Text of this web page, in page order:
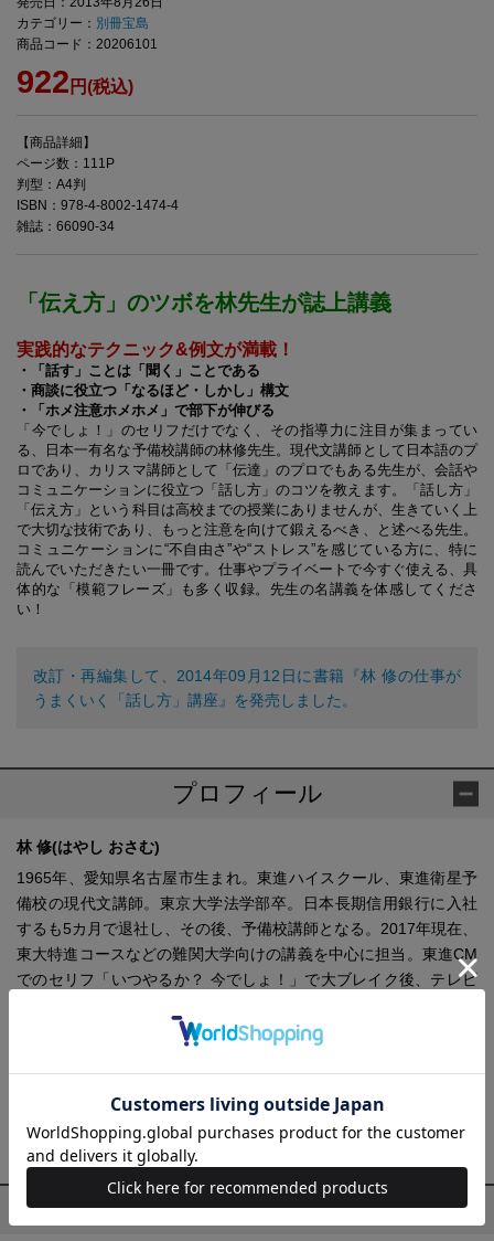
カテゴリー： 別冊宝島
商品コード：20206101
922 円(税込)
【商品詳細】
ページ数：111P
判型：A4判
ISBN：978-4-8002-1474-4
雑誌：66090-34
「伝え方」のツボを林先生が誌上講義
実践的なテクニック&例文が満載！
・「話す」ことは「聞く」ことである
・商談に役立つ「なるほど・しかし」構文
・「ホメ注意ホメホメ」で部下が伸びる
「今でしょ！」のセリフだけでなく、その指導力に注目が集まってい
る、日本一有名な予備校講師の林修先生。現代文講師として日本語のプ
ロであり、カリスマ講師として「伝達」のプロでもある先生が、会話や
コミュニケーションに役立つ「話し方」のコツを教えます。「話し方」
「伝え方」という科目は高校までの授業にありませんが、生きていく上
で大切な技術であり、もっと注意を向けて鍛えるべき、と述べる先生。
コミュニケーションに“不自由さ”や“ストレス”を感じている方に、特に
読んでいただきたい一冊です。仕事やプライベートで今すぐ使える、具
体的な「模範フレーズ」も多く収録。先生の名講義を体感してくださ
い！
改訂・再編集して、2014年09月12日に書籍『林 修の仕事が
うまくいく「話し方」講座』を発売しました。
プロフィール
林 修(はやし おさむ)
1965年、愛知県名古屋市生まれ。東進ハイスクール、東進衛星予
備校の現代文講師。東京大学法学部卒。日本長期信用銀行に入社
するも5カ月で退社し、その後、予備校講師となる。2017年現在、
東大特進コースなどの難関大学向けの講義を中心に担当。東進CM
でのセリフ「いつやるか？ 今でしょ！」で大ブレイク後、テレビ
るか？ 今でしょ！』『今やる人になる40の習慣』『林 修の「今読
も好評発売中。趣味は、野球観戦（主にMLB）、競馬、お笑い、
シャンパン。
林 修の他の作品